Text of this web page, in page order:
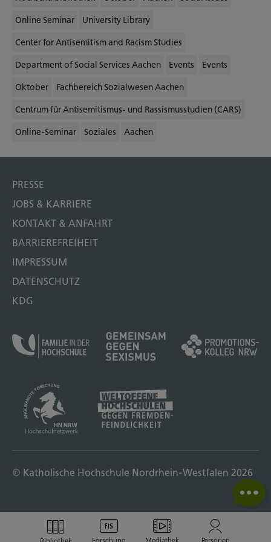
Online Seminar University Library
Center for Antisemitism and Racism Studies
Department of Social Services Aachen Events Events
Oktober Fachbereich Sozialwesen Aachen
Centrum für Antisemitismus- und Rassismusstudien (CARS)
Online-Seminar Soziales Aachen
Forschung Mediathek Personen
PRESSE
JOBS & KARRIERE
KONTAKT & ANFAHRT
BARRIEREFREIHEIT
IMPRESSUM
DATENSCHUTZ
KDG
© Katholische Hochschule Nordrhein-Westfalen 2026